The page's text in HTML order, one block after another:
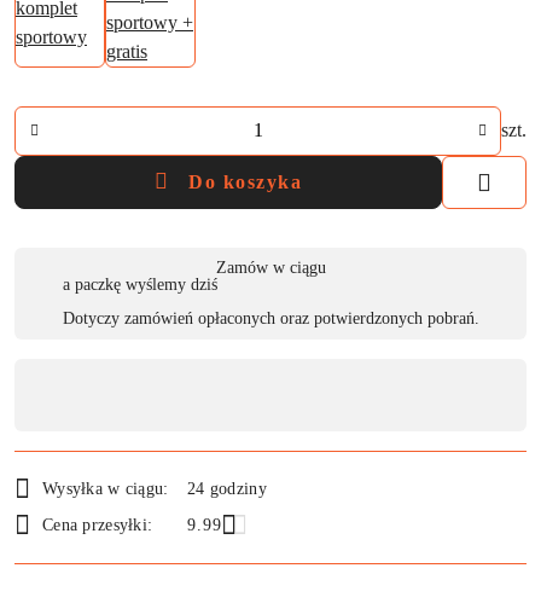
Ilość
szt.
Do koszyka
płatność
Zamów w ciągu
a paczkę wyślemy dziś
Dotyczy zamówień opłaconych oraz potwierdzonych pobrań.
Wysyłka w ciągu:
24 godziny
Cena przesyłki:
9.99